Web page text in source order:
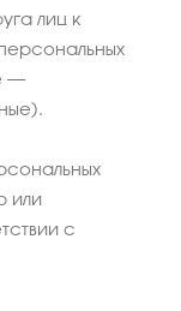
лиц к
–
или
с